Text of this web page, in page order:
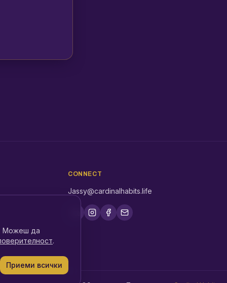
CONNECT
Jassy@cardinalhabits.life
Можеш да
.
Приеми всички